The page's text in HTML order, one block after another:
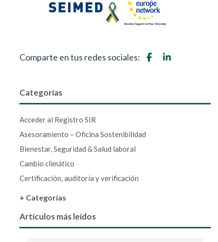
Comparte en tus redes sociales:
Categorías
Acceder al Registro SIR
Asesoramiento – Oficina Sostenibilidad
Bienestar, Seguridad & Salud laboral
Cambio climático
Certificación, auditoría y verificación
+ Categorías
Artículos más leídos